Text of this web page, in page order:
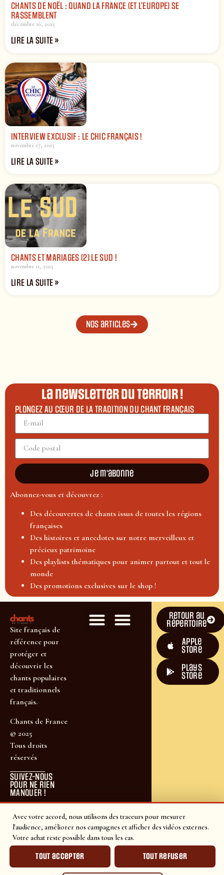
Avec votre accord, nous utilisons des traceurs pour mesurer
l'audience, améliorer nos campagnes et afficher des vidéos externes.
Votre achat reste possible dans tous les cas.
Tout accepter Tout refuser
CHANTS DE NOËL : QUAND LA FRANCE (ET L’EUROPE) SE
RASSEMBLENT
décembre 16, 2025
LIRE LA SUITE »
INTERVIEW EXCLUSIF : LE CHIC FRANÇAIS !
novembre 27, 2025
LIRE LA SUITE »
CHANTS ET MARIAGES (2) LE SUD !
novembre 11, 2025
LIRE LA SUITE »
Nos articles
La newsletter du terroir !
PLONGEZ AU CŒUR DE LA TRADITION DU CHANT FRANÇAIS
Je m'abonne
Abonnez-vous et découvrez :
Des découvertes de chants issus de toutes les régions
françaises
Des histoires et anecdotes sur notre merveilleux et
précieux patrimoine
Des playlists thématiques pour animer partout et tout le
monde
Des promotions exclusives sur le shop !
Site français de
référence pour
protéger et
découvrir les
chants populaires
et traditionnels
français.
Chants de France
© 2025
Tous droits
réservés
SUIVEZ-NOUS
POUR NE RIEN
MANQUER !
Retour au
répertoire
Apple
Store
plays
store